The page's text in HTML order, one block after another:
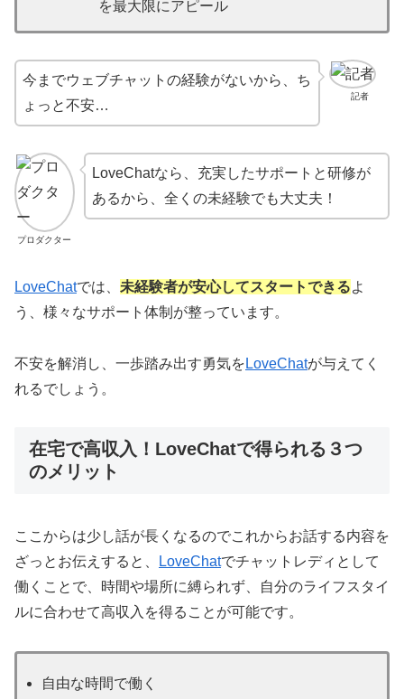
を最大限にアピール
記者
今までウェブチャットの経験がないから、ち
ょっと不安…
プロダクター
LoveChatなら、充実したサポートと研修が
あるから、全くの未経験でも大丈夫！
LoveChatでは、 未経験者が安心してスタートできるよ
う、様々なサポート体制が整っています。
不安を解消し、一歩踏み出す勇気を LoveChatが与えてく
れるでしょう。
在宅で高収入！LoveChatで得られる３つ
のメリット
ここからは少し話が長くなるのでこれからお話する内容を
ざっとお伝えすると、
LoveChatでチャットレディとして
働くことで、時間や場所に縛られず、自分のライフスタイ
ルに合わせて高収入を得ることが可能です。
自由な時間で働く